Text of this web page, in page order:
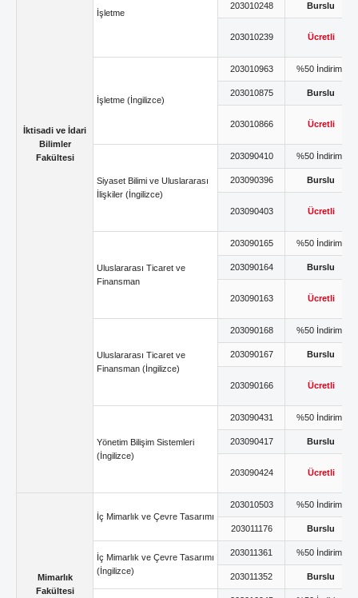
İktisadi ve İdari
Bilimler
Fakültesi
İşletme
203010248 Burslu
203010239 Ücretli
İşletme (İngilizce)
203010963 %50 İndirimli
203010875 Burslu
203010866 Ücretli
Siyaset Bilimi ve Uluslararası
İlişkiler (İngilizce)
203090410 %50 İndirimli
203090396 Burslu
203090403 Ücretli
Uluslararası Ticaret ve
Finansman
203090165 %50 İndirimli
203090164 Burslu
203090163 Ücretli
Uluslararası Ticaret ve
Finansman (İngilizce)
203090168 %50 İndirimli
203090167 Burslu
203090166 Ücretli
Yönetim Bilişim Sistemleri
(İngilizce)
203090431 %50 İndirimli
203090417 Burslu
203090424 Ücretli
Mimarlık
Fakültesi
İç Mimarlık ve Çevre Tasarımı
203010503 %50 İndirimli
203011176 Burslu
İç Mimarlık ve Çevre Tasarımı
(İngilizce)
203011361 %50 İndirimli
203011352 Burslu